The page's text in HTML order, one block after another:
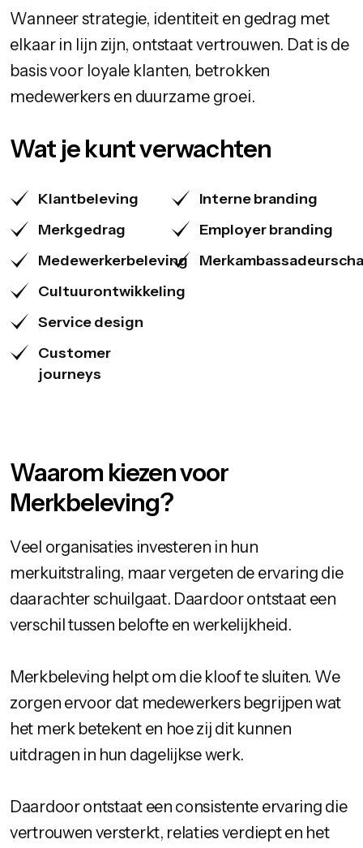
Wanneer strategie, identiteit en gedrag met
elkaar in lijn zijn, ontstaat vertrouwen. Dat is de
basis voor loyale klanten, betrokken
medewerkers en duurzame groei.
Wat je kunt verwachten
Klantbeleving
Merkgedrag
Medewerkerbeleving
Cultuurontwikkeling
Service design
Customer
journeys
Interne branding
Employer branding
Waarom kiezen voor
Merkbeleving?
Veel organisaties investeren in hun
merkuitstraling, maar vergeten de ervaring die
daarachter schuilgaat. Daardoor ontstaat een
verschil tussen belofte en werkelijkheid.
Merkbeleving helpt om die kloof te sluiten. We
zorgen ervoor dat medewerkers begrijpen wat
het merk betekent en hoe zij dit kunnen
uitdragen in hun dagelijkse werk.
Daardoor ontstaat een consistente ervaring die
vertrouwen versterkt, relaties verdiept en het